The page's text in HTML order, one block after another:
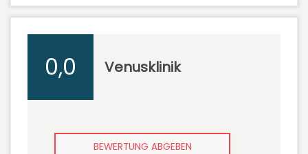
0,0 Venusklinik
BEWERTUNG ABGEBEN